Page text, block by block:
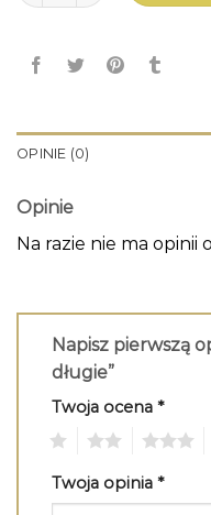
OPINIE (0)
Opinie
Na razie nie ma opinii
Napisz pierwszą
długie”
Twoja ocena *
Twoja opinia *